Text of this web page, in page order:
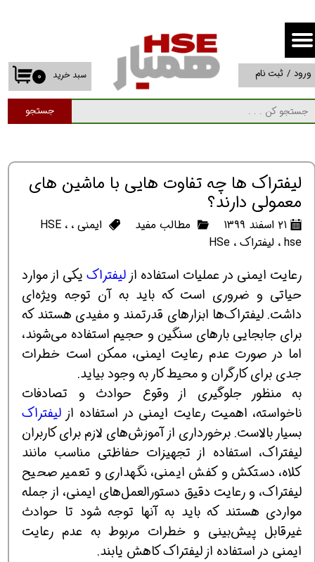
جستجو
۰ سبد خرید ورود / ثبت نام
حساب کاربری من
تغییر گذر واژه
سفارشات
لیفتراک ها چه تفاوت هایی با ماشین های
معمولی دارند؟
۲۱ اسفند ۱۳۹۹ مطالب مفید ایمنی، HSE ،
hse، لیفتراک، HSe
​​​​رعایت ایمنی در عملیات استفاده از لیفتراکیکی از موارد
حیاتی و ضروری است که باید به آن توجه ویژه‌ای
داشت. لیفتراک‌ها ابزارهای قدرتمند و مفیدی هستند که
برای جابجایی بارهای سنگین و حجیم استفاده می‌شوند،
اما در صورت عدم رعایت ایمنی، ممکن است خطرات
جدی برای کارگران و محیط کار به وجود بیاید.
به منظور جلوگیری از وقوع حوادث و تصادفات
ناخواسته، اهمیت رعایت ایمنی در استفاده از لیفتراک
بسیار بالاست. برخورداری از آموزش‌های لازم برای کاربران
لیفتراک، استفاده از تجهیزات حفاظتی مناسب مانند
کلاه، دستکش و کفش ایمنی، نگهداری و تعمیر صحیح
لیفتراک، و رعایت دقیق دستورالعمل‌های ایمنی، از جمله
مواردی هستند که باید به آنها توجه شود تا حوادث
غیرقابل پیش‌بینی و خطرات مربوط به عدم رعایت
ایمنی در استفاده از لیفتراک کاهش یابند.